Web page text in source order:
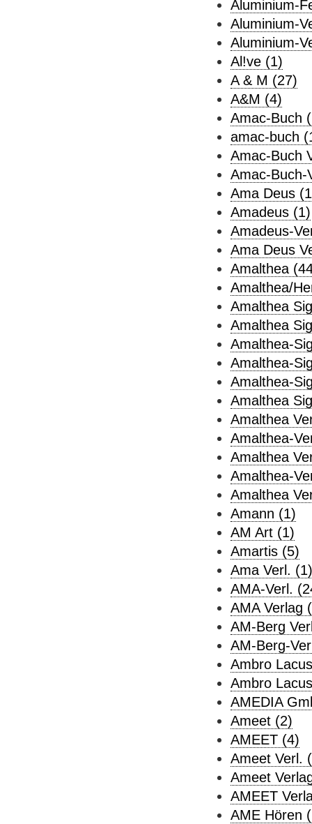
Aluminium-
Aluminium-
Aluminium-
Al!ve (1)
A & M (27)
A&M (4)
Amac-Buch
amac-buch
Amac-Buch
Amac-Buch-
Ama Deus
Amadeus (1)
Amadeus-
Ama Deus
Amalthea
Amalthea/
Amalthea
Amalthea
Amalthea-
Amalthea-
Amalthea-
Amalthea
Amalthea
Amalthea-
Amalthea
Amalthea-
Amalthea
Amann (1)
AM Art (1)
Amartis (5)
Ama Verl. (1)
AMA-Verl.
AMA Verlag
AM-Berg
AM-Berg-
Ambro
Ambro
AMEDIA
Ameet (2)
AMEET (4)
Ameet Verl.
Ameet
AMEET
AME Hören